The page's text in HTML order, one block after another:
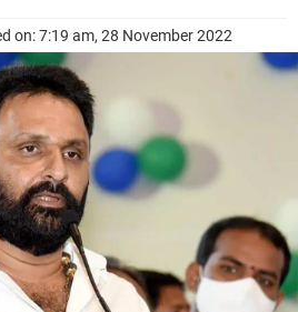
on: 7:19 am, 28 November 2022